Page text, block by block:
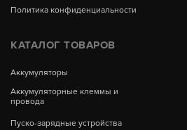
Политика конфиденциальности
КАТАЛОГ ТОВАРОВ
Аккумуляторы
Аккумуляторные клеммы и
провода
Пуско-зарядные устройства